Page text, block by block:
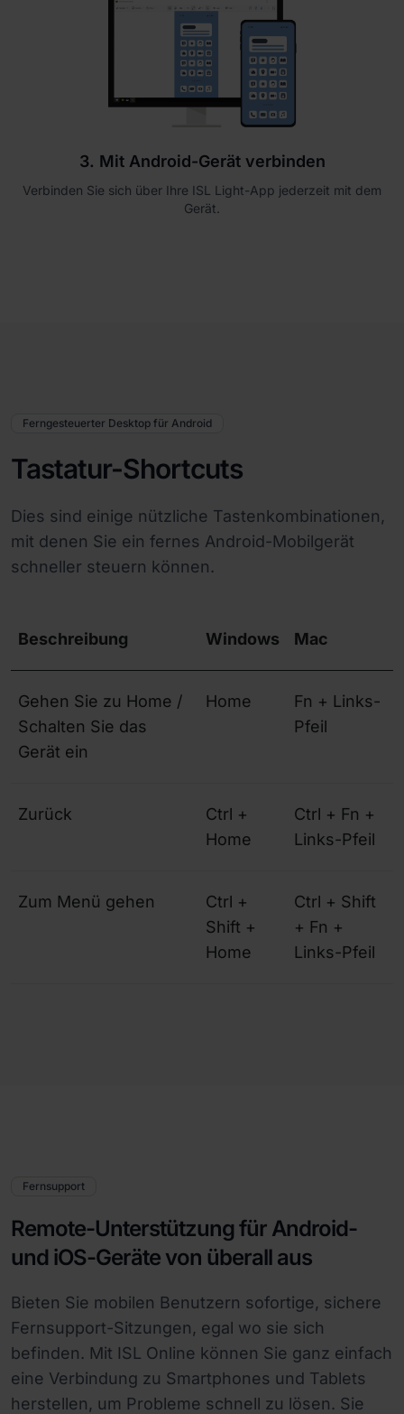
3. Mit Android-Gerät verbinden
Verbinden Sie sich über Ihre ISL Light-App jederzeit mit dem
Gerät.
Ferngesteuerter Desktop für Android
Tastatur-Shortcuts
Dies sind einige nützliche Tastenkombinationen,
mit denen Sie ein fernes Android-Mobilgerät
schneller steuern können.
Beschreibung Windows Mac
Gehen Sie zu Home /
Schalten Sie das
Gerät ein
Home
Fn + Links-
Pfeil
Zurück
Ctrl +
Home
Ctrl + Fn +
Links-Pfeil
Zum Menü gehen
Ctrl +
Shift +
Home
Ctrl + Shift
+ Fn +
Links-Pfeil
Fernsupport
Remote-Unterstützung für Android-
und iOS-Geräte von überall aus
Bieten Sie mobilen Benutzern sofortige, sichere
Fernsupport-Sitzungen, egal wo sie sich
befinden. Mit ISL Online können Sie ganz einfach
eine Verbindung zu Smartphones und Tablets
herstellen, um Probleme schnell zu lösen. Sie